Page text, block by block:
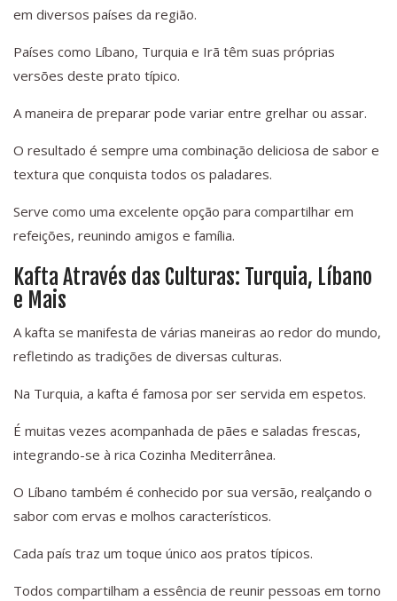
em diversos países da região.
Países como Líbano, Turquia e Irã têm suas próprias
versões deste prato típico.
A maneira de preparar pode variar entre grelhar ou assar.
O resultado é sempre uma combinação deliciosa de sabor e
textura que conquista todos os paladares.
Serve como uma excelente opção para compartilhar em
refeições, reunindo amigos e família.
Kafta Através das Culturas: Turquia, Líbano
e Mais
A kafta se manifesta de várias maneiras ao redor do mundo,
refletindo as tradições de diversas culturas.
Na Turquia, a kafta é famosa por ser servida em espetos.
É muitas vezes acompanhada de pães e saladas frescas,
integrando-se à rica Cozinha Mediterrânea.
O Líbano também é conhecido por sua versão, realçando o
sabor com ervas e molhos característicos.
Cada país traz um toque único aos pratos típicos.
Todos compartilham a essência de reunir pessoas em torno